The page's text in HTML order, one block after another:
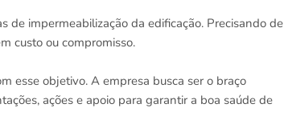
de impermeabilização da edificação. Precisando de
custo ou compromisso.
esse objetivo. A empresa busca ser o braço
ações e apoio para garantir a boa saúde de